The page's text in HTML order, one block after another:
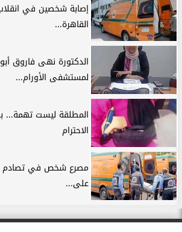
إصابة شخصين في
القاهرة...
الدكتورة نهى فاروق أبو
لمستشفى الأورام...
المطلقة ليست تهمة...
الاحترام
مصرع شخص في تصادم
على...